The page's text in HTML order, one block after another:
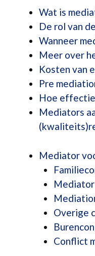
Wat is
De rol van
Wanneer
Meer over
Kosten van
Pre
Hoe
Mediators
Mediator
Overige
Conflict